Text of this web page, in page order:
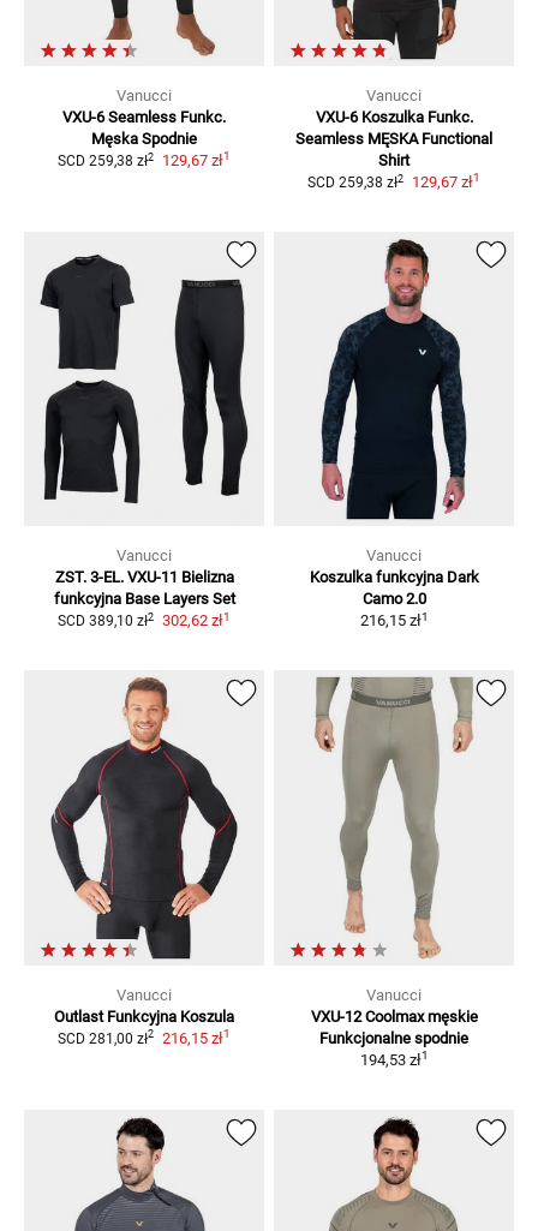
Vanucci
VXU-6 Seamless Funkc.
Męska Spodnie
SCD 259,38 zł2 129,67 zł1
Vanucci
VXU-6 Koszulka Funkc.
Seamless MĘSKA Functional
Shirt
SCD 259,38 zł2 129,67 zł1
Vanucci
ZST. 3-EL. VXU-11 Bielizna
funkcyjna Base Layers Set
SCD 389,10 zł2 302,62 zł1
Vanucci
Koszulka funkcyjna Dark
Camo 2.0
216,15 zł1
Vanucci
Outlast Funkcyjna Koszula
SCD 281,00 zł2 216,15 zł1
Vanucci
VXU-12 Coolmax męskie
Funkcjonalne spodnie
194,53 zł1